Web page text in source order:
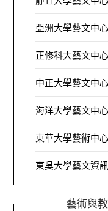
亞洲大學藝文中心
正修科大藝文中心
中正大學藝文中心
海洋大學藝文中心
東華大學藝術中心
東吳大學藝文資
藝術與